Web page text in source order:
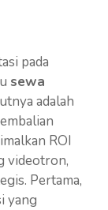
pada
sewa
adalah
ROI
videotron,
Pertama,
yang